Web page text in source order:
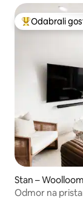
Među najviše
Odabrali
Stan –
Odmor na